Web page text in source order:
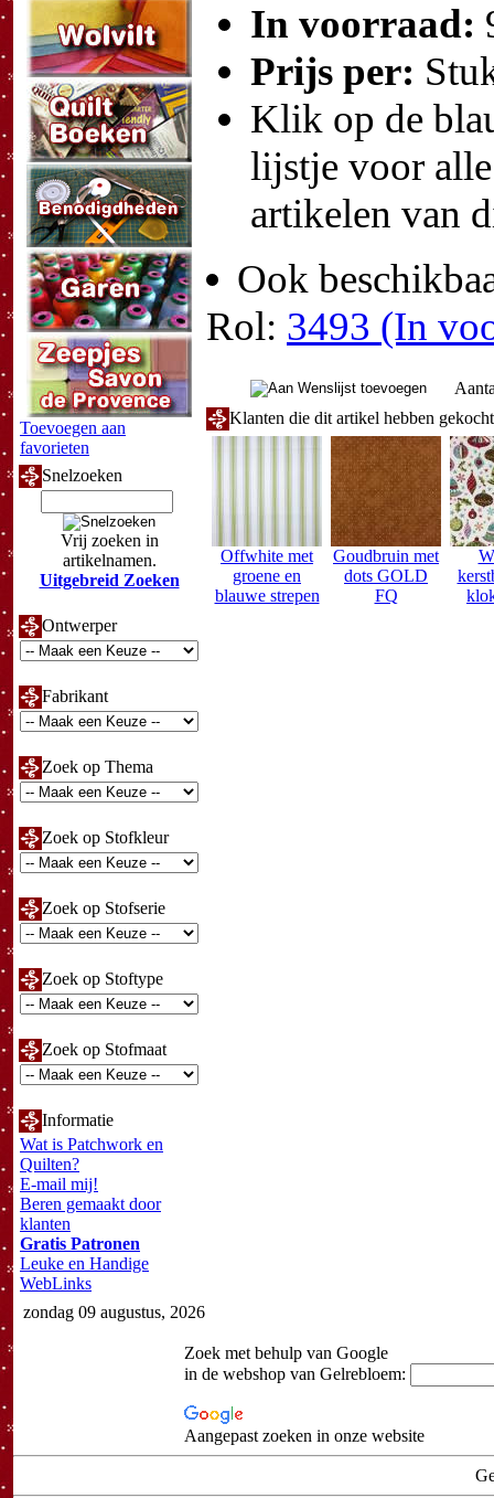
Toevoegen aan
favorieten
Snelzoeken
Vrij zoeken in
artikelnamen.
Uitgebreid Zoeken
Ontwerper
Fabrikant
Zoek op Thema
Zoek op Stofkleur
Zoek op Stofserie
Zoek op Stoftype
Zoek op Stofmaat
Informatie
Wat is Patchwork en
Quilten?
E-mail mij!
Beren gemaakt door
klanten
Gratis Patronen
Leuke en Handige
WebLinks
In voorraad:
Prijs per:
Klik op de
lijstje voor
artikelen van
Ook
Rol: 3493 (In
Klanten die dit artikel hebben
Offwhite met
groene en
blauwe strepen
Goudbruin met
dots GOLD
FQ
zondag 09 augustus, 2026
Zoek met behulp van Google
in de webshop van Gelrebloem:
Aangepast zoeken in onze website